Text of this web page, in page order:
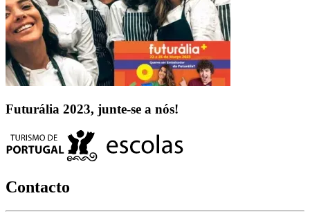
Futurália 2023, junte-se a nós!
Contacto